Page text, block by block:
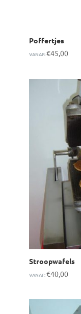
Poffertjes
VANAF:€45,00
Stroopwafels
VANAF:€40,00